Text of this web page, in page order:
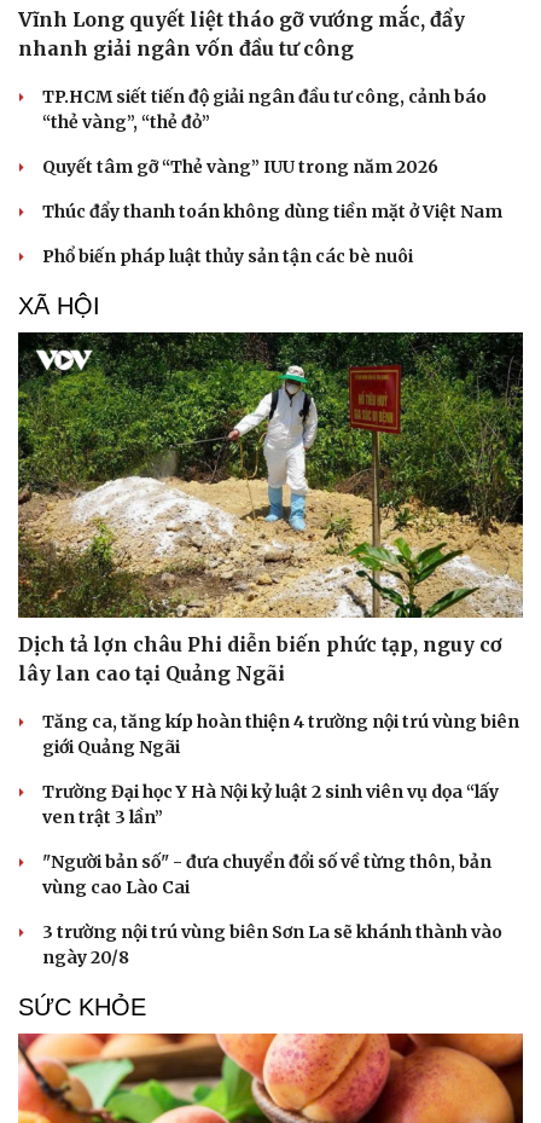
Du lịch
Tư vấn
check-in
Cửa sổ tình yêu
Kể chuyện cho bé
Hạt giống tâm hồn
Vĩnh Long quyết liệt tháo gỡ vướng mắc, đẩy
nhanh giải ngân vốn đầu tư công
TP.HCM siết tiến độ giải ngân đầu tư công, cảnh báo
“thẻ vàng”, “thẻ đỏ”
Quyết tâm gỡ “Thẻ vàng” IUU trong năm 2026
Thúc đẩy thanh toán không dùng tiền mặt ở Việt Nam
Phổ biến pháp luật thủy sản tận các bè nuôi
XÃ HỘI
Dịch tả lợn châu Phi diễn biến phức tạp, nguy cơ
lây lan cao tại Quảng Ngãi
Tăng ca, tăng kíp hoàn thiện 4 trường nội trú vùng biên
giới Quảng Ngãi
Trường Đại học Y Hà Nội kỷ luật 2 sinh viên vụ dọa “lấy
ven trật 3 lần”
"Người bản số" - đưa chuyển đổi số về từng thôn, bản
vùng cao Lào Cai
3 trường nội trú vùng biên Sơn La sẽ khánh thành vào
ngày 20/8
SỨC KHỎE